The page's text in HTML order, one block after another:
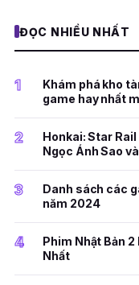
ĐỌC NHIỀU NHẤT
1
Khám phá kho
game hay nhất
2
Honkai: Star
Ngọc Ánh Sao
3
Danh sách các
năm 2024
4
Phim Nhật Bản
Nhất